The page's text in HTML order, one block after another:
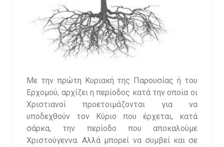
Με την πρώτη Κυριακή της Παρουσίας ή του
Ερχομού, αρχίζει η περίοδος κατά την οποία οι
Χριστιανοί προετοιμάζονται για να
υποδεχθούν τον Κύριο που έρχεται, κατά
σάρκα, την περίοδο που αποκαλούμε
Χριστούγεννα. Αλλά μπορεί να συμβεί και σε